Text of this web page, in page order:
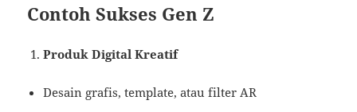
Contoh Sukses Gen Z
Produk Digital Kreatif
Desain grafis, template, atau filter AR